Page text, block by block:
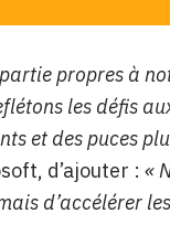
propres à
les défis
et des puces
d’ajouter : «
d’accélérer